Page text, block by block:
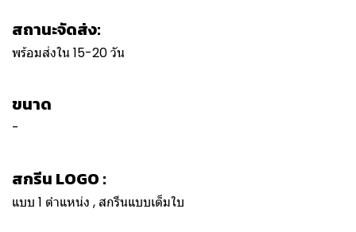
สถานะจัดส่ง:
พร้อมส่งใน 15-20 วัน
ขนาด
-
สกรีน LOGO :
แบบ 1 ตำแหน่ง , สกรีนแบบเต็มใบ